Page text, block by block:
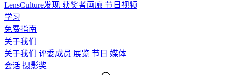
LensCulture发现 获奖者画廊 节日视频
学习
免费指南
关于我们
关于我们 评委成员 展览 节日 媒体
会话 摄影奖